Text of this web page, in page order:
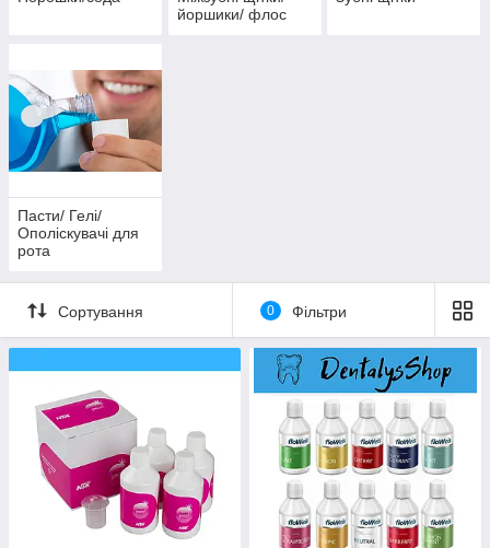
йоршики/ флос
Пасти/ Гелі/
Ополіскувачі для
рота
Сортування 0 Фільтри